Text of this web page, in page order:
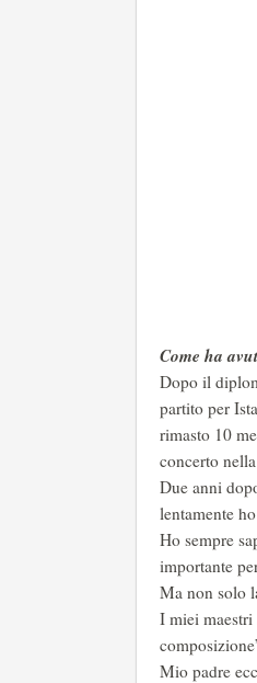
Come ha
Dopo il
partito per
rimasto 10
concerto
Due anni
lentamente
Ho sempre
importante
Ma non solo
I miei
Mio padre